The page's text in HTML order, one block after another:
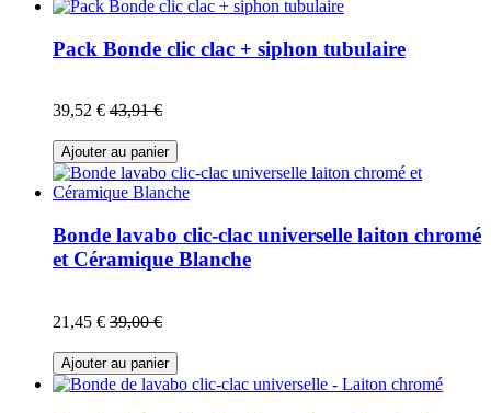
Pack Bonde clic clac + siphon tubulaire
39,52 € 43,91 €
Ajouter au panier
Bonde lavabo clic-clac universelle laiton chromé
et Céramique Blanche
21,45 € 39,00 €
Ajouter au panier